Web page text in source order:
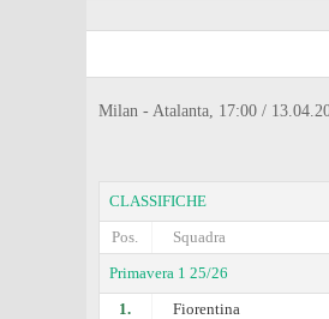
Milan - Atalanta, 17:00 /
CLASSIFICHE
Pos.
Squadra
Primavera 1 25/26
1.
Fiorentina